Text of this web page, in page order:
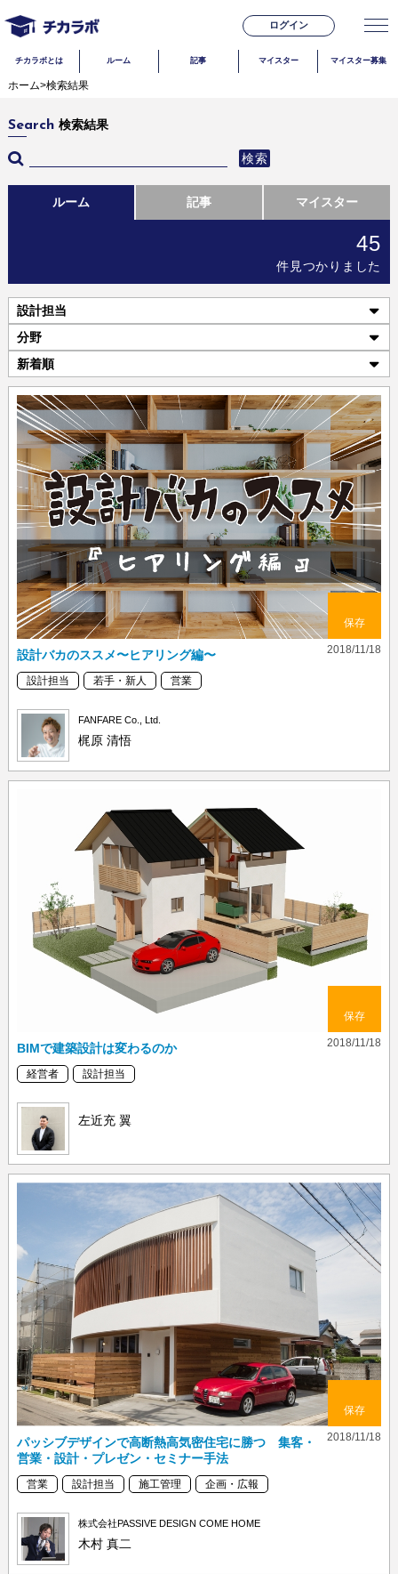
ログイン
チカラボとは ルーム 記事 マイスター マイスター募集
ホーム>検索結果
Search 検索結果
検索
ルーム 記事 マイスター
45
件見つかりました
保存
2018/11/18
設計バカのススメ〜ヒアリング編〜
設計担当 若手・新人 営業
FANFARE Co., Ltd.
梶原 清悟
保存
2018/11/18
BIMで建築設計は変わるのか
経営者 設計担当
左近充 翼
保存
2018/11/18
パッシブデザインで高断熱高気密住宅に勝つ 集客・
営業・設計・プレゼン・セミナー手法
営業 設計担当 施工管理 企画・広報
株式会社PASSIVE DESIGN COME HOME
木村 真二